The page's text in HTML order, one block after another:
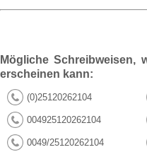
Mögliche Schreibweisen,
erscheinen kann:
(0)25120262104
004925120262104
0049/25120262104